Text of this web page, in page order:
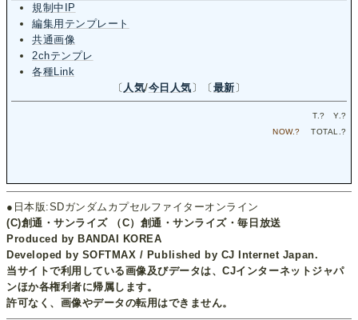
規制中IP
編集用テンプレート
共通画像
2chテンプレ
各種Link
〔 人気/今日人気 〕〔 最新 〕
T.? Y.?
NOW.? TOTAL.?
●日本版:SDガンダムカプセルファイターオンライン
(C)創通・サンライズ （C）創通・サンライズ・毎日放送
Produced by BANDAI KOREA
Developed by SOFTMAX / Published by CJ Internet Japan.
当サイトで利用している画像及びデータは、CJインターネットジャパ
ンほか各権利者に帰属します。
許可なく、画像やデータの転用はできません。